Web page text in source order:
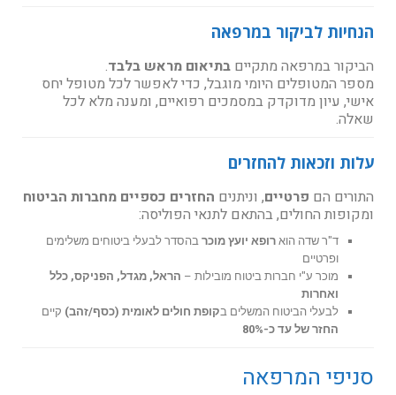
הנחיות לביקור במרפאה
הביקור במרפאה מתקיים בתיאום מראש בלבד.
מספר המטופלים היומי מוגבל, כדי לאפשר לכל מטופל יחס
אישי, עיון מדוקדק במסמכים רפואיים, ומענה מלא לכל
שאלה.
עלות וזכאות להחזרים
התורים הם פרטיים, וניתנים החזרים כספיים מחברות הביטוח
ומקופות החולים, בהתאם לתנאי הפוליסה:
ד"ר שדה הוא רופא יועץ מוכר בהסדר לבעלי ביטוחים משלימים
ופרטיים
מוכר ע"י חברות ביטוח מובילות – הראל, מגדל, הפניקס, כלל
ואחרות
לבעלי הביטוח המשלים בקופת חולים לאומית (כסף/זהב) קיים
החזר של עד כ-80%
סניפי המרפאה